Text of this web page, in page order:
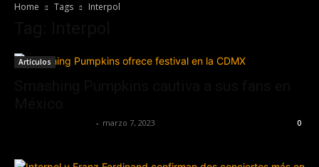
Home Tags Interpol
Artículos
- marzo 7, 2023 0